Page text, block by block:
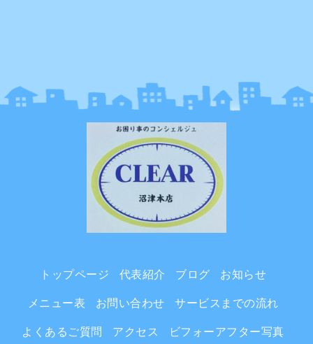
トップページ 代表紹介 ブログ お知らせ
メニュー表 お問い合わせ サービスまでの流れ
よくあるご質問 アクセス ビフォーアフター写真